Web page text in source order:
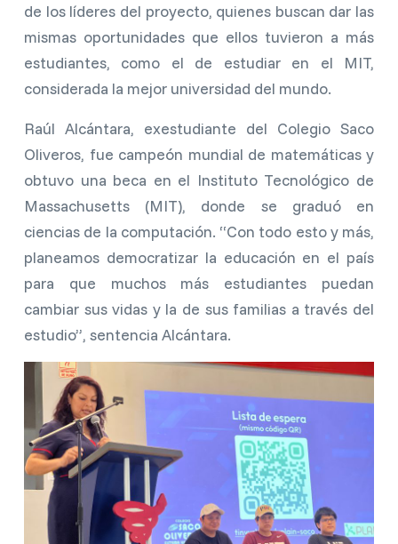
de los líderes del proyecto, quienes buscan dar las
mismas oportunidades que ellos tuvieron a más
estudiantes, como el de estudiar en el MIT,
considerada la mejor universidad del mundo.
Raúl Alcántara, exestudiante del Colegio Saco
Oliveros, fue campeón mundial de matemáticas y
obtuvo una beca en el Instituto Tecnológico de
Massachusetts (MIT), donde se graduó en
ciencias de la computación. “Con todo esto y más,
planeamos democratizar la educación en el país
para que muchos más estudiantes puedan
cambiar sus vidas y la de sus familias a través del
estudio”, sentencia Alcántara.